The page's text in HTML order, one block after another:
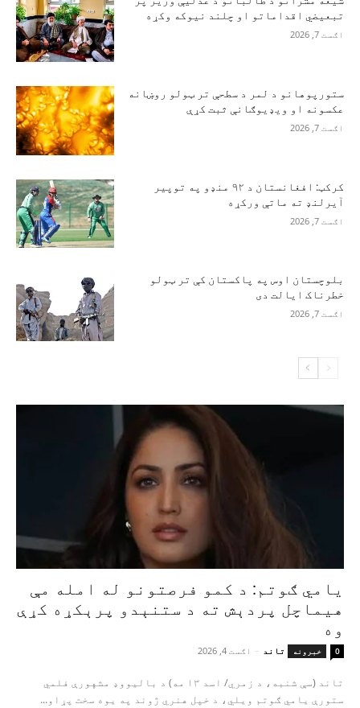
تبعیضي اقداماتو او چلند نیوکه وکړه
اګست 7, 2026
ستورپوهانو د لمر د سطحې تر ټولو روښانه
عکسونه او ویډیوګانې ثبت کړې
اګست 7, 2026
کرکټ: افغانستان د ۹۲ منډو په توپیر
آیرلنډ ته ماتې ورکړه
اګست 7, 2026
بلوچستان اوس په پاکستان کې تر ټولو
خطرناک ایالت دی
اګست 7, 2026
یامي ګوتم: د کمو فرصتونو له امله مې
هیماچل پردېش ته د ستنېدو پرېکړه کړې
وه
خبرونه تاند - اګست 4, 2026 0
تاند (سې شنبه، د زمري/ اسد ۱۳ مه) د بالیووډ مشهورې فلمي
ستورې یامي ګوتم ویلي، د خپل هنري ژوند په یوه سخت پړاو...